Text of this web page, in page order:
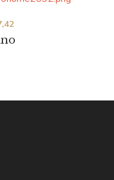
Current
price